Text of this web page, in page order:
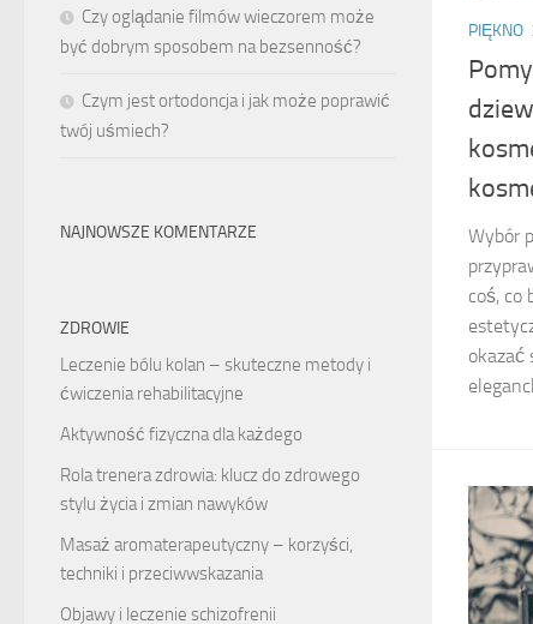
PIĘKNO
Wybór
coś, co
okazać
Czy oglądanie filmów wieczorem może
być dobrym sposobem na bezsenność?
Czym jest ortodoncja i jak może poprawić
twój uśmiech?
NAJNOWSZE KOMENTARZE
ZDROWIE
Leczenie bólu kolan – skuteczne metody i
ćwiczenia rehabilitacyjne
Aktywność fizyczna dla każdego
Rola trenera zdrowia: klucz do zdrowego
stylu życia i zmian nawyków
Masaż aromaterapeutyczny – korzyści,
techniki i przeciwwskazania
Objawy i leczenie schizofrenii